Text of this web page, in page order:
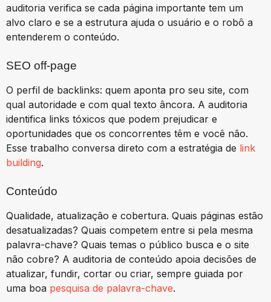
auditoria verifica se cada página importante tem um
alvo claro e se a estrutura ajuda o usuário e o robô a
entenderem o conteúdo.
SEO off-page
O perfil de backlinks: quem aponta pro seu site, com
qual autoridade e com qual texto âncora. A auditoria
identifica links tóxicos que podem prejudicar e
oportunidades que os concorrentes têm e você não.
Esse trabalho conversa direto com a estratégia de link
building.
Conteúdo
Qualidade, atualização e cobertura. Quais páginas estão
desatualizadas? Quais competem entre si pela mesma
palavra-chave? Quais temas o público busca e o site
não cobre? A auditoria de conteúdo apoia decisões de
atualizar, fundir, cortar ou criar, sempre guiada por
uma boa pesquisa de palavra-chave.